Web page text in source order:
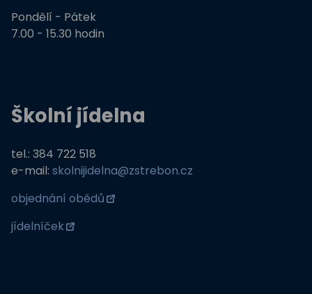
Pondělí - Pátek
7.00 - 15.30 hodin
Školní jídelna
tel.: 384 722 518
e-mail: skolnijidelna@zstrebon.cz
objednání obědů
jídelníček